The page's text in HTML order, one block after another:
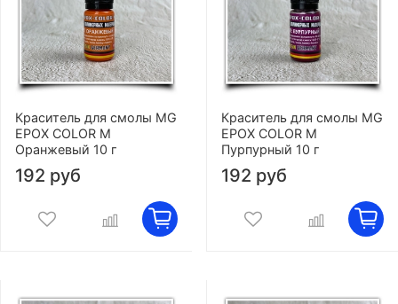
Краситель для смолы MG
EPOX COLOR M
Оранжевый 10 г
192 руб
Краситель для смолы MG
EPOX COLOR M
Пурпурный 10 г
192 руб